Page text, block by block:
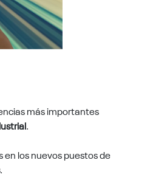
más importantes
.
en los nuevos puestos de
.